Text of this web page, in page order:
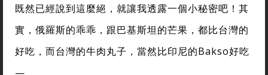
既然已經說到這麼絕，就讓我透露一個小秘密吧！其
實，俄羅斯的乖乖，跟巴基斯坦的芒果，都比台灣的
好吃，而台灣的牛肉丸子，當然比印尼的Bakso好吃
—